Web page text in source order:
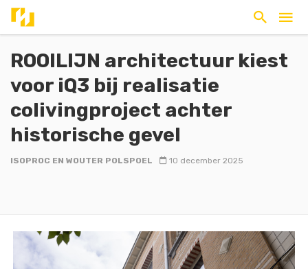
ROOILIJN architectuur kiest
voor iQ3 bij realisatie
colivingproject achter
historische gevel
ISOPROC EN WOUTER POLSPOEL 10 december 2025